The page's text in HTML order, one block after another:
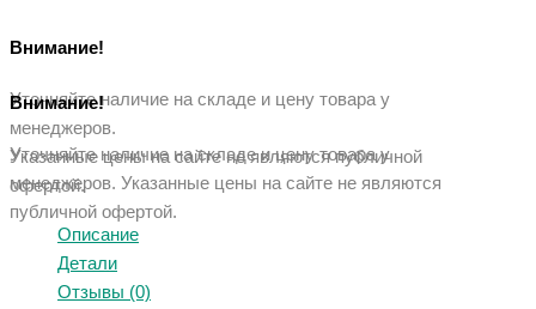
Внимание!
Уточняйте наличие на складе и цену товара у
менеджеров.
Указанные цены на сайте не являются публичной
офертой.
Внимание!
Уточняйте наличие на складе и цену товара у
менеджеров. Указанные цены на сайте не являются
публичной офертой.
Описание
Детали
Отзывы (0)